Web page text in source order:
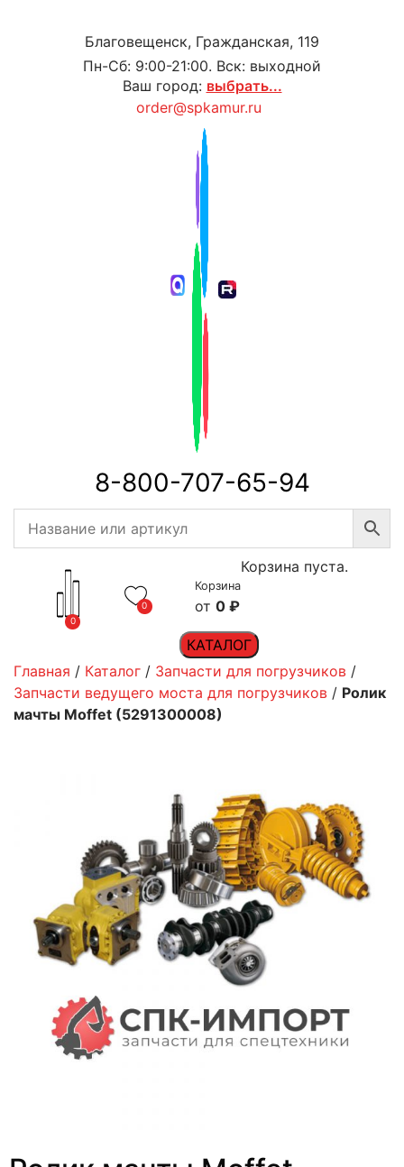
Благовещенск, Гражданская, 119
Пн-Сб: 9:00-21:00. Вск: выходной
Ваш город: выбрать...
order@spkamur.ru
8-800-707-65-94
0
0
Корзина
0 ₽
Корзина пуста.
КАТАЛОГ
Главная / Каталог / Запчасти для погрузчиков /
Запчасти ведущего моста для погрузчиков / Ролик
мачты Moffet (5291300008)